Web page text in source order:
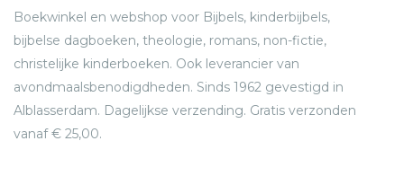
Boekwinkel en webshop voor Bijbels, kinderbijbels,
bijbelse dagboeken, theologie, romans, non-fictie,
christelijke kinderboeken. Ook leverancier van
avondmaalsbenodigdheden. Sinds 1962 gevestigd in
Alblasserdam. Dagelijkse verzending. Gratis verzonden
vanaf € 25,00.